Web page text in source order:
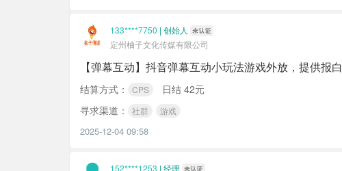
133****7750 | 创始人
定州柚子文化传媒有限公司
【弹幕互动】抖音弹幕互动小玩法游戏外放，提供报白
结算方式： CPS
日结 42元
寻求渠道：
社群 游戏
2025-12-04 09:58
152****1253 | 经理